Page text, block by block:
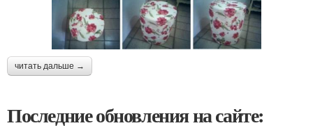
читать дальше →
Последние обновления на сайте: